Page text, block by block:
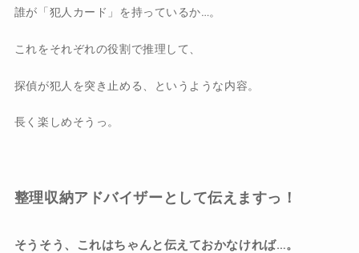
誰が「犯人カード」を持っているか…。
これをそれぞれの役割で推理して、
探偵が犯人を突き止める、というような内容。
長く楽しめそうっ。
整理収納アドバイザーとして伝えますっ！
そうそう、これはちゃんと伝えておかなければ…。